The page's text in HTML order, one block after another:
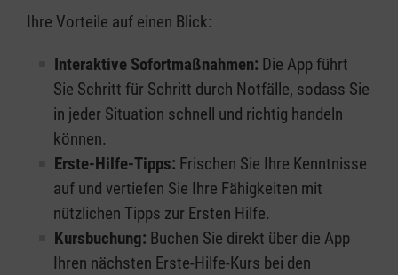
Ihre Vorteile auf einen Blick:
Interaktive Sofortmaßnahmen: Die App führt
Sie Schritt für Schritt durch Notfälle, sodass Sie
in jeder Situation schnell und richtig handeln
können.
Erste-Hilfe-Tipps: Frischen Sie Ihre Kenntnisse
auf und vertiefen Sie Ihre Fähigkeiten mit
nützlichen Tipps zur Ersten Hilfe.
Kursbuchung: Buchen Sie direkt über die App
Ihren nächsten Erste-Hilfe-Kurs bei den